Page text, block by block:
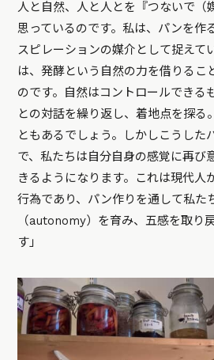
人と自然、人と人とを『つないで（
思っているのです。私は、パンを作
スピレーションの媒介として捉えて
は、発酵という自然の力を借りるこ
のです。自然はコントロールできる
との対話を繰り返し、着地点を探る
ともあるでしょう。しかしこうした
で、私たちは自分自身の感覚に再び
きるようになります。これは現代人
行為であり、パン作りを通して私た
（autonomy）を育み、五感を取り
す」